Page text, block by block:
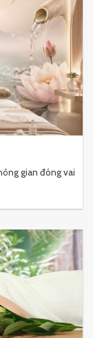
gian đóng vai